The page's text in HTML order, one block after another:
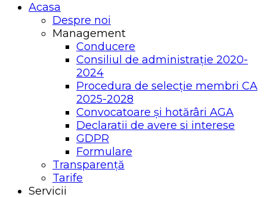
Acasa
Despre noi
Management
Conducere
Consiliul de administrație 2020-
2024
Procedura de selecție membri CA
2025-2028
Convocatoare și hotărâri AGA
Declaratii de avere si interese
GDPR
Formulare
Transparență
Tarife
Servicii